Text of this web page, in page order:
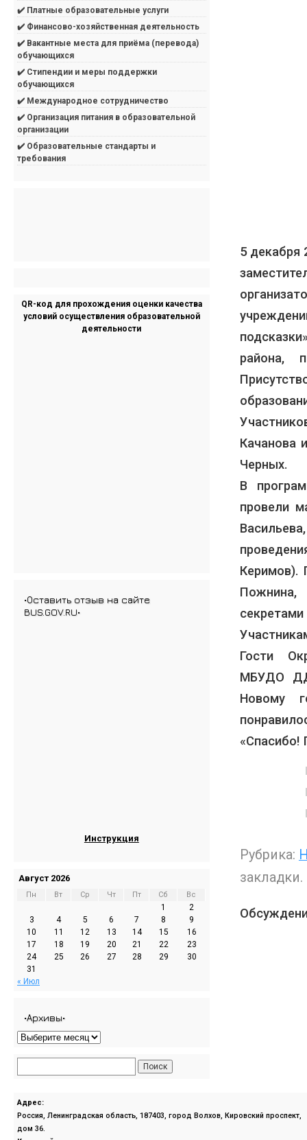
5
района,
Качанова
Черных.
В
провели
Керимов).
Пожнина,
Гости
МБУДО
Новому
«Спасибо!
Рубрика:
закладки.
✔️ Платные образовательные услуги
✔️ Финансово-хозяйственная деятельность
✔️ Вакантные места для приёма (перевода)
обучающихся
✔️ Стипендии и меры поддержки
обучающихся
✔️ Международное сотрудничество
✔️ Организация питания в образовательной
организации
✔️ Образовательные стандарты и
требования
QR-код для прохождения оценки качества
условий осуществления образовательной
деятельности
•Оставить отзыв на сайте
BUS.GOV.RU•
Инструкция
Август 2026
Пн Вт Ср Чт Пт Сб Вс
1
2
3
4 5 6 7 8
9
10
11 12 13 14 15
16
17
18 19 20 21 22
23
24
25 26 27 28 29
30
31
« Июл
•Архивы•
Адрес:
Россия, Ленинградская область, 187403, город Волхов, Кировский проспект,
дом 36.